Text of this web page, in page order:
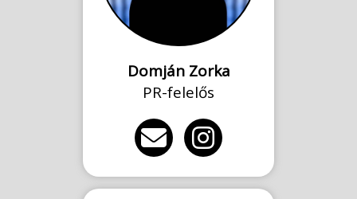
Domján Zorka
PR-felelős